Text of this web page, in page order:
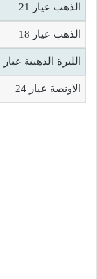
الذهب عيار 21
الذهب عيار 18
الليرة الذهبية عيار 21
الاونصة عيار 24